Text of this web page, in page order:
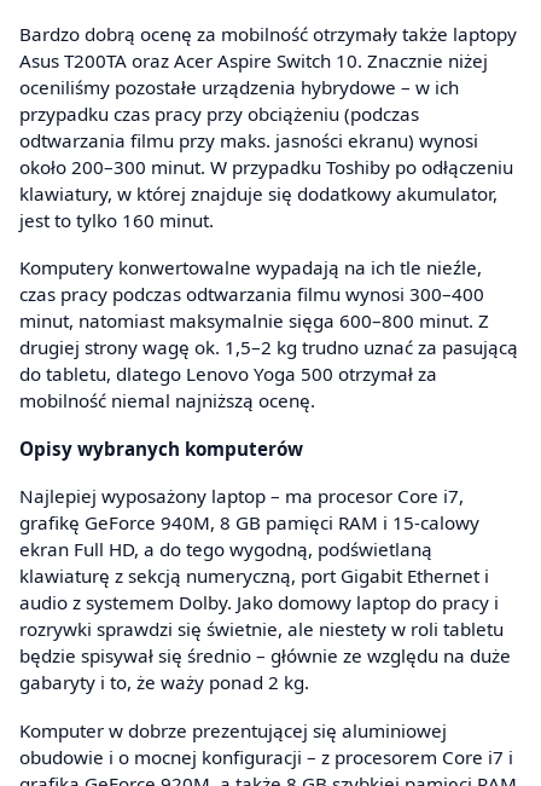
Bardzo dobrą ocenę za mobilność otrzymały także laptopy
Asus T200TA oraz Acer Aspire Switch 10. Znacznie niżej
oceniliśmy pozostałe urządzenia hybrydowe – w ich
przypadku czas pracy przy obciążeniu (podczas
odtwarzania filmu przy maks. jasności ekranu) wynosi
około 200–300 minut. W przypadku Toshiby po odłączeniu
klawiatury, w której znajduje się dodatkowy akumulator,
jest to tylko 160 minut.
Komputery konwertowalne wypadają na ich tle nieźle,
czas pracy podczas odtwarzania filmu wynosi 300–400
minut, natomiast maksymalnie sięga 600–800 minut. Z
drugiej strony wagę ok. 1,5–2 kg trudno uznać za pasującą
do tabletu, dlatego Lenovo Yoga 500 otrzymał za
mobilność niemal najniższą ocenę.
Opisy wybranych komputerów
Najlepiej wyposażony laptop – ma procesor Core i7,
grafikę GeForce 940M, 8 GB pamięci RAM i 15-calowy
ekran Full HD, a do tego wygodną, podświetlaną
klawiaturę z sekcją numeryczną, port Gigabit Ethernet i
audio z systemem Dolby. Jako domowy laptop do pracy i
rozrywki sprawdzi się świetnie, ale niestety w roli tabletu
będzie spisywał się średnio – głównie ze względu na duże
gabaryty i to, że waży ponad 2 kg.
Komputer w dobrze prezentującej się aluminiowej
obudowie i o mocnej konfiguracji – z procesorem Core i7 i